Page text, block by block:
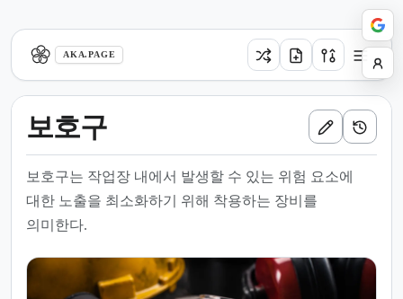
AKA.PAGE
보호구
보호구는 작업장 내에서 발생할 수 있는 위험 요소에
대한 노출을 최소화하기 위해 착용하는 장비를
의미한다.